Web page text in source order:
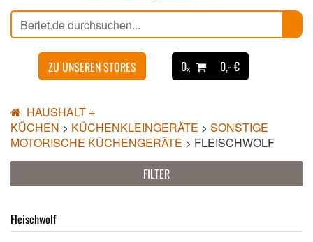
ZU UNSEREN STORES 0ₓ 0,- €
HAUSHALT +
KÜCHEN > KÜCHENKLEINGERÄTE > SONSTIGE
MOTORISCHE KÜCHENGERÄTE > FLEISCHWOLF
FILTER
Fleischwolf